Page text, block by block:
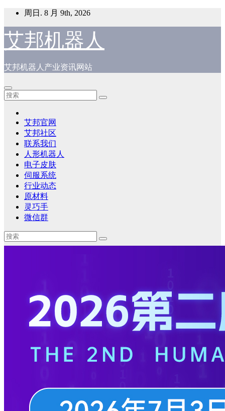
内
容
周日. 8 月 9th, 2026
艾邦机器人
艾邦机器人产业资讯网站
艾邦官网
艾邦社区
联系我们
人形机器人
电子皮肤
伺服系统
行业动态
原材料
灵巧手
微信群